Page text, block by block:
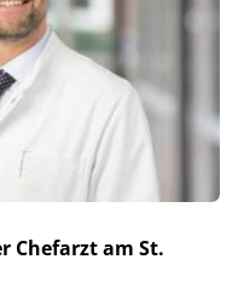
Chefarzt am St.